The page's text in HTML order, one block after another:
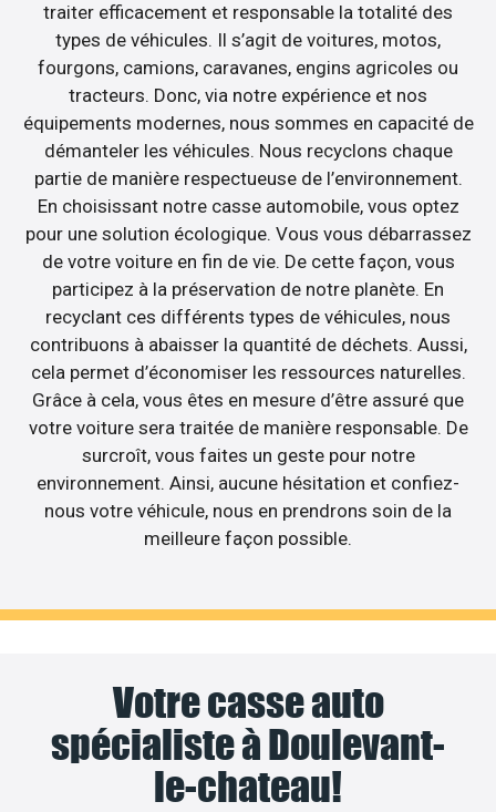
traiter efficacement et responsable la totalité des
types de véhicules. Il s’agit de voitures, motos,
fourgons, camions, caravanes, engins agricoles ou
tracteurs. Donc, via notre expérience et nos
équipements modernes, nous sommes en capacité de
démanteler les véhicules. Nous recyclons chaque
partie de manière respectueuse de l’environnement.
En choisissant notre casse automobile, vous optez
pour une solution écologique. Vous vous débarrassez
de votre voiture en fin de vie. De cette façon, vous
participez à la préservation de notre planète. En
recyclant ces différents types de véhicules, nous
contribuons à abaisser la quantité de déchets. Aussi,
cela permet d’économiser les ressources naturelles.
Grâce à cela, vous êtes en mesure d’être assuré que
votre voiture sera traitée de manière responsable. De
surcroît, vous faites un geste pour notre
environnement. Ainsi, aucune hésitation et confiez-
nous votre véhicule, nous en prendrons soin de la
meilleure façon possible.
Votre casse auto
spécialiste à Doulevant-
le-chateau!